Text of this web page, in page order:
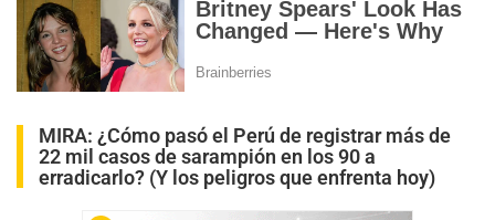
MIRA: ¿Cómo pasó el Perú de registrar más de
22 mil casos de sarampión en los 90 a
erradicarlo? (Y los peligros que enfrenta hoy)